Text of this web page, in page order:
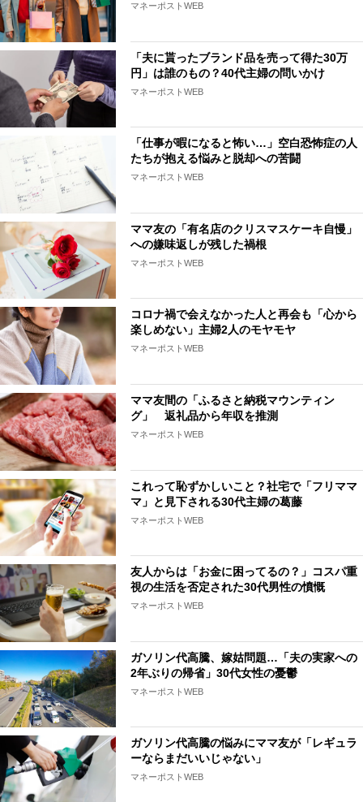
マネーポストWEB
「夫に貰ったブランド品を売って得た30万
円」は誰のもの？40代主婦の問いかけ
マネーポストWEB
「仕事が暇になると怖い…」空白恐怖症の人
たちが抱える悩みと脱却への苦闘
マネーポストWEB
ママ友の「有名店のクリスマスケーキ自慢」
への嫌味返しが残した禍根
マネーポストWEB
コロナ禍で会えなかった人と再会も「心から
楽しめない」主婦2人のモヤモヤ
マネーポストWEB
ママ友間の「ふるさと納税マウンティン
グ」 返礼品から年収を推測
マネーポストWEB
これって恥ずかしいこと？社宅で「フリママ
マ」と見下される30代主婦の葛藤
マネーポストWEB
友人からは「お金に困ってるの？」コスパ重
視の生活を否定された30代男性の憤慨
マネーポストWEB
ガソリン代高騰、嫁姑問題…「夫の実家への
2年ぶりの帰省」30代女性の憂鬱
マネーポストWEB
ガソリン代高騰の悩みにママ友が「レギュラ
ーならまだいいじゃない」
マネーポストWEB